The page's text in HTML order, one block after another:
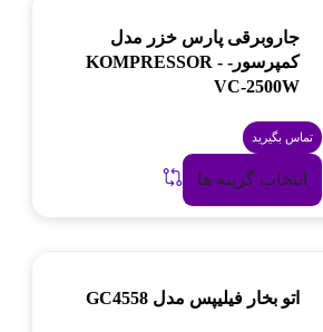
جاروبرقی پارس خزر مدل
کمپرسور- KOMPRESSOR -
VC-2500W
تماس بگیرید
انتخاب گزینه ها
اتو بخار فیلیپس مدل GC4558